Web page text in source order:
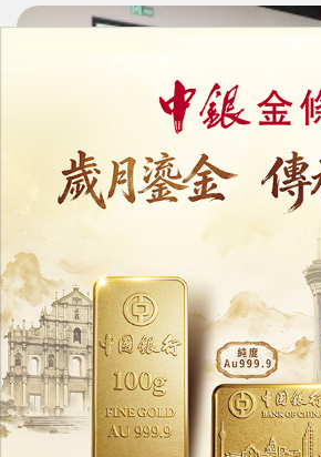
岑浩輝視察澳琴國際教育（大學）城第一
06/08/2026 18075